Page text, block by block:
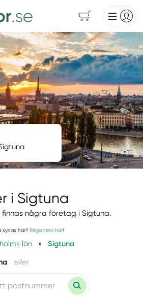
i Sigtuna
finnas några företag i Sigtuna.
synas här? Registrera här!
län » Sigtuna
eller